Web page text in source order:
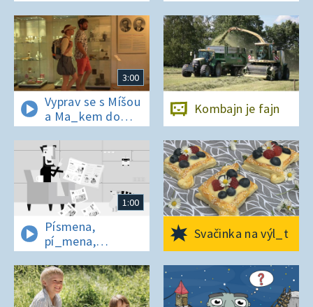
3:00
Vyprav se s Míšou
a Ma_kem do
Dobrovických
muzeí
Kombajn je fajn
1:00
Písmena,
pí_mena,
písmena
Svačinka na výl_t